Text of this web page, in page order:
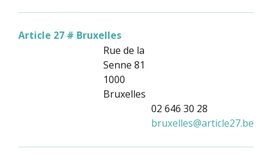
Article 27 # Bruxelles
Rue de la
Senne 81
1000
Bruxelles
02 646 30 28
bruxelles@article27.be